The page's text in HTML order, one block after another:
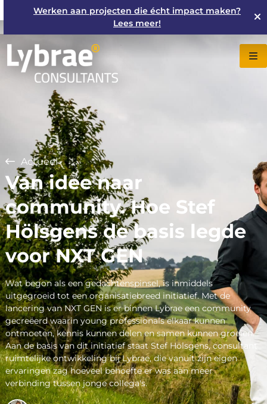
Werken aan projecten die écht impact maken?
Lees meer!
Actueel
Van idee naar
community. Hoe Stef
Hölsgens de basis legde
voor NXT GEN
Wat begon als een gedachtenspinsel, is inmiddels
uitgegroeid tot een organisatiebreed initiatief. Met de
lancering van NXT GEN is er binnen Lybrae een community
gecreëerd waarin young professionals elkaar kunnen
ontmoeten, kennis kunnen delen en samen kunnen groeien.
Aan de basis van dit initiatief staat Stef Hölsgens, consultant
ruimtelijke ontwikkeling bij Lybrae, die vanuit zijn eigen
ervaringen zag hoeveel behoefte er was aan meer
verbinding tussen jonge collega's.